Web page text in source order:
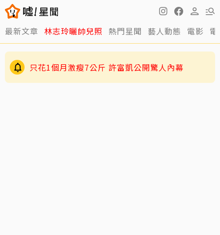
最新文章 林志玲曬帥兒照 熱門星聞 藝人動態 電影
只花1個月激瘦7公斤 許富凱公開驚人內幕